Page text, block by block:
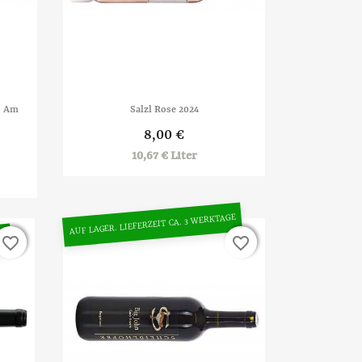
Am
Vorschau
Salzl Rose 2024
8,00 €
10,67 € Liter
favorite_border
favorite_border
AUF LAGER. LIEFERZEIT CA. 3 WERKTAGE
favorite_border
favorite_border